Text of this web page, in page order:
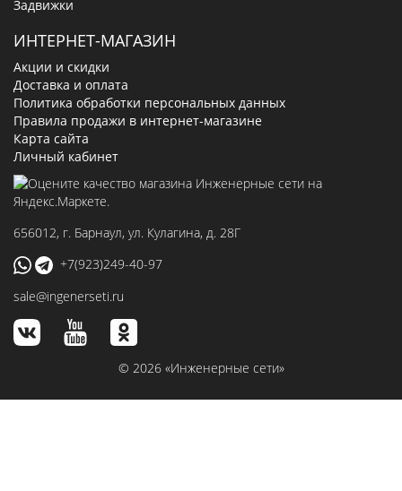
Задвижки
ИНТЕРНЕТ-МАГАЗИН
Акции и скидки
Доставка и оплата
Политика обработки персональных данных
Правила продажи в интернет-магазине
Карта сайта
Личный кабинет
656012, г. Барнаул, ул. Кулагина, д. 28Г
+7(923)249-40-97
sale@ingenerseti.ru
© 2026 «Инженерные сети»